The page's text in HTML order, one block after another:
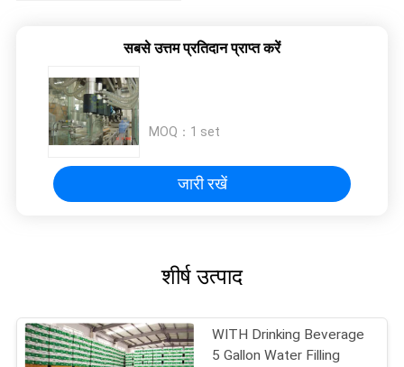
सबसे उत्तम प्रतिदान प्राप्त करें
MOQ： 1 set
जारी रखें
शीर्ष उत्पाद
WITH Drinking Beverage
5 Gallon Water Filling